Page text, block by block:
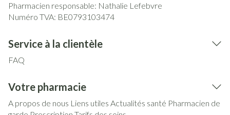
Pharmacien responsable: Nathalie Lefebvre
Numéro TVA: BE0793103474
Service à la clientèle
FAQ
Votre pharmacie
A propos de nous Liens utiles Actualités santé Pharmacien de